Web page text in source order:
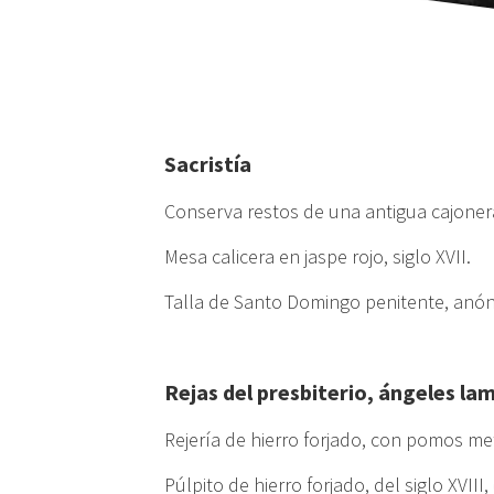
Sacristía
Conserva restos de una antigua
Mesa calicera en jaspe rojo, siglo XVII.
Talla de Santo Domingo penitente,
Rejas del presbiterio, ángeles
Rejería de hierro forjado, con pomos
Púlpito de hierro forjado, del siglo